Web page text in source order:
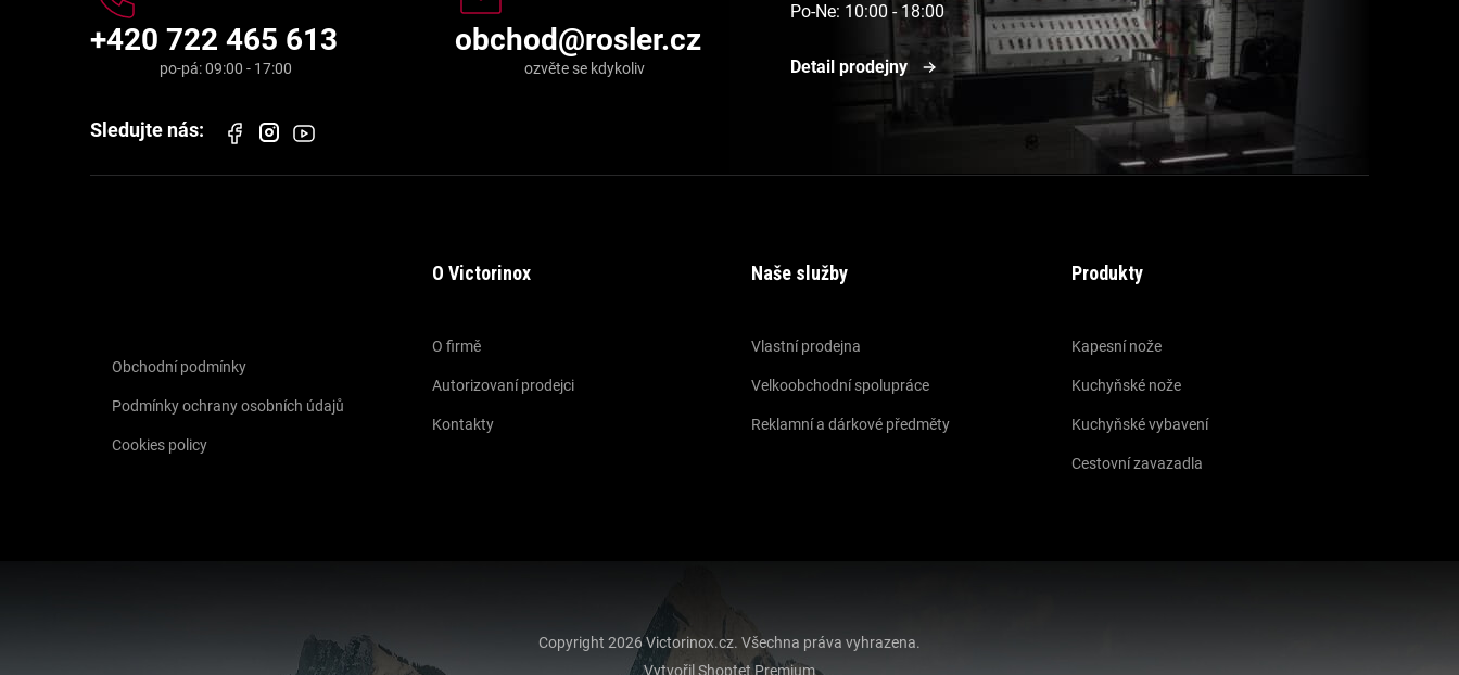
obchod@rosler.cz
+420 722 465 613
Po-Ne: 10:00 - 18:00
Detail prodejny
Obchodní podmínky
Podmínky ochrany osobních údajů
Cookies policy
O Victorinox
O firmě
Autorizovaní prodejci
Kontakty
Naše služby
Vlastní prodejna
Velkoobchodní spolupráce
Reklamní a dárkové předměty
Produkty
Kapesní nože
Kuchyňské nože
Kuchyňské vybavení
Cestovní zavazadla
Vytvořil Shoptet Premium
Copyright 2026Victorinox.cz. Všechna práva vyhrazena.